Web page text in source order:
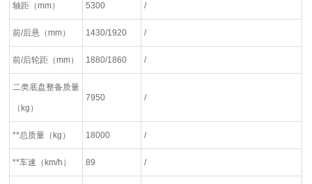
轴距（mm） 5300 /
前/后悬（mm） 1430/1920 /
前/后轮距（mm） 1880/1860 /
二类底盘整备质量
（kg）
7950 /
**总质量（kg） 18000 /
**车速（km/h） 89 /